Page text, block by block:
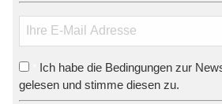
Ich habe die Bedingungen zur
gelesen und stimme diesen zu.